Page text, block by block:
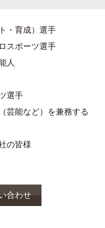
・育成）選手
スポーツ選手
人
選手
芸能など）を兼務する
の皆様
合わせ